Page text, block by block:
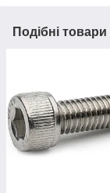
Подібні товари